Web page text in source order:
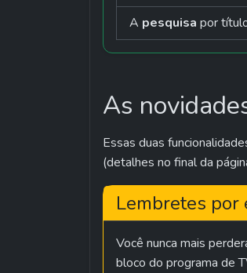
A pesquisa por
As
Essas duas
(detalhes no final da
Lembretes por
Você nunca mais
bloco do programa de